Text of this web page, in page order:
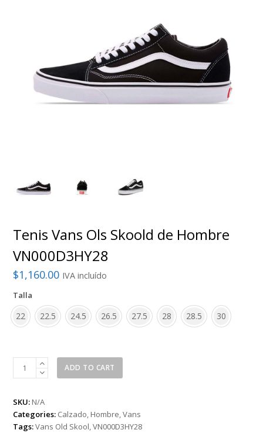
Tenis Vans Ols Skoold de Hombre
VN000D3HY28
$1,160.00 IVA incluído
Talla
22 22.5 24.5 26.5 27.5 28 28.5 30
Skoold
de
Hombre
ADD TO CART
SKU: N/A
Categories: Calzado, Hombre,Vans
Tags:Vans Old Skool,VN000D3HY28